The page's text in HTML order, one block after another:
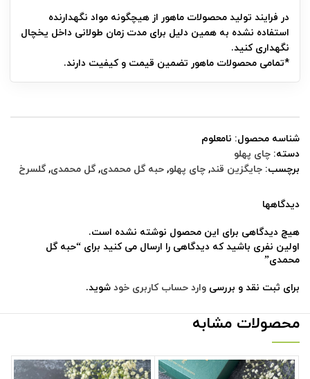
در فرایند تولید محصولات ماهور از هیچگونه مواد نگهدارنده
استفاده نشده به همین دلیل برای مدت زمان طولانی داخل یخچال
نگهداری کنید.
*تمامی محصولات ماهور تضمین قیمت و کیفیت دارند.
شناسه محصول: نامعلوم
دسته: چای پهلو
برچسب: جایگزین قند, چای پهلو, حبه گل محمدی, گل محمدی, گلسرخ
دیدگاهها
هیچ دیدگاهی برای این محصول نوشته نشده است.
اولین نفری باشید که دیدگاهی را ارسال می کنید برای “حبه گل
محمدی”
برای ثبت نقد و بررسی وارد حساب کاربری خود شوید.
محصولات مشابه